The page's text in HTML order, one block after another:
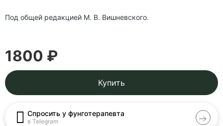
Под общей редакцией М. В. Вишневского.
1800 ₽
Купить
Спросить у фунготерапевта
в Telegram